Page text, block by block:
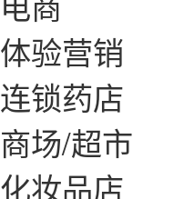
体验营销
连锁药店
商场/超市
化妆品店